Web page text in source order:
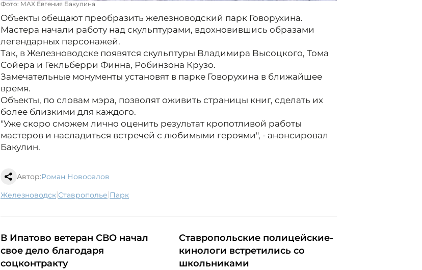
Фото: МАХ Евгения Бакулина
Объекты обещают преобразить железноводский парк Говорухина.
Мастера начали работу над скульптурами, вдохновившись образами
легендарных персонажей.
Так, в Железноводске появятся скульптуры Владимира Высоцкого, Тома
Сойера и Гекльберри Финна, Робинзона Крузо.
Замечательные монументы установят в парке Говорухина в ближайшее
время.
Объекты, по словам мэра, позволят оживить страницы книг, сделать их
более близкими для каждого.
"Уже скоро сможем лично оценить результат кропотливой работы
мастеров и насладиться встречей с любимыми героями", - анонсировал
Бакулин.
Автор:Роман Новоселов
Железноводск| Ставрополье| парк
В Ипатово ветеран СВО начал
свое дело благодаря
соцконтракту
Ставропольские полицейские-
кинологи встретились со
школьниками